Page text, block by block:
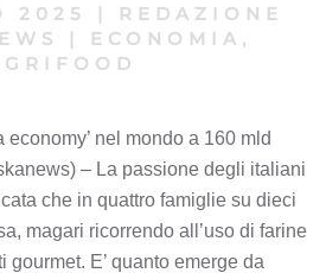
2025 |
REDAZIONE
|
ECONOMIA,
economy’ nel mondo a 160 mld
– La passione degli italiani
che in quattro famiglie su dieci
magari ricorrendo all’uso di farine
E’ quanto emerge da